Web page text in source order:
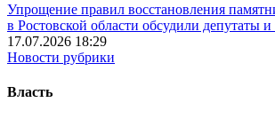
Упрощение правил восстановления
в Ростовской области обсудили депутаты
17.07.2026 18:29
Новости рубрики
Власть